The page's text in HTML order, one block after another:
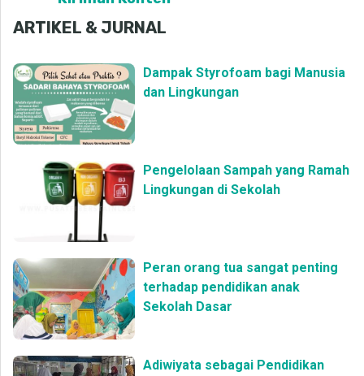
ARTIKEL & JURNAL
Dampak Styrofoam bagi Manusia
dan Lingkungan
Pengelolaan Sampah yang Ramah
Lingkungan di Sekolah
Peran orang tua sangat penting
terhadap pendidikan anak
Sekolah Dasar
Adiwiyata sebagai Pendidikan